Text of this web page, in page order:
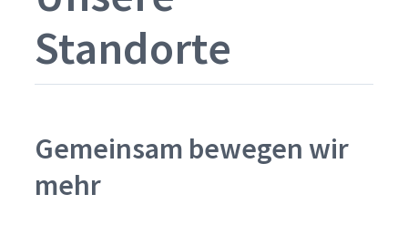
Standorte
Gemeinsam bewegen wir
mehr